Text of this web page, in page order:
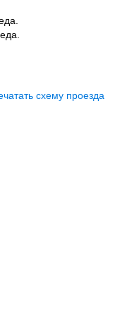
схему проезда